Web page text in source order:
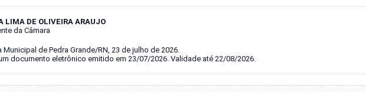
LIMA DE OLIVEIRA ARAUJO
da Câmara
Municipal de Pedra Grande/RN, 23 de julho de 2026.
documento eletrônico emitido em 23/07/2026. Validade até 22/08/2026.